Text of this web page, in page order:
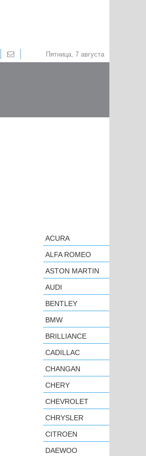
Пятница, 7 августа
ACURA
ALFA ROMEO
ASTON MARTIN
AUDI
BENTLEY
BMW
BRILLIANCE
CADILLAC
CHANGAN
CHERY
CHEVROLET
CHRYSLER
CITROEN
DAEWOO